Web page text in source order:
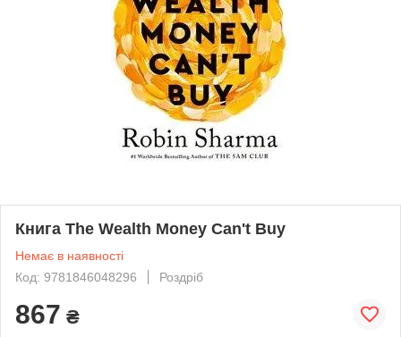
Книга The Wealth Money Can't Buy
Немає в наявності
Код: 9781846048296
Роздріб
867 ₴